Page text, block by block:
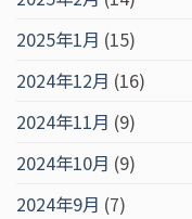
2025年1月 (15)
2024年12月 (16)
2024年11月 (9)
2024年10月 (9)
2024年9月 (7)